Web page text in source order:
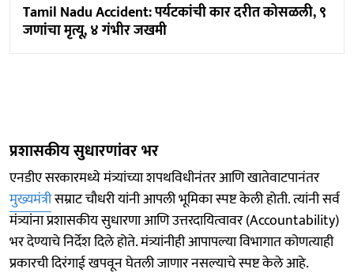
Tamil Nadu Accident: पर्यटकांची कार दरीत कोसळली, ९
जणांचा मृत्यू, ४ गंभीर जखमी
प्रशासकीय सुधारणांवर भर
एनडीए सरकारमध्ये मंत्र्यांच्या शपथविधीनंतर आणि खातेवाटपानंतर
मुख्यमंत्रीसम्राट चौधरी यांनी आपली भूमिका स्पष्ट केली होती. त्यांनी सर्व
मंत्र्यांना प्रशासकीय सुधारणा आणि उत्तरदायित्वावर (Accountability)
भर देण्याचे निर्देश दिले होते. मंत्र्यांनीही आपापल्या विभागात कोणत्याही
प्रकारची दिरंगाई खपवून घेतली जाणार नसल्याचे स्पष्ट केले आहे.